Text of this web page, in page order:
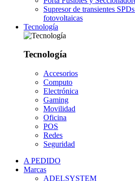
Supresor de transientes
fotovoltaicas
Tecnología
Tecnología
Accesorios
Computo
Electrónica
Gaming
Movilidad
Oficina
POS
Redes
Seguridad
A PEDIDO
Marcas
ADELSYSTEM